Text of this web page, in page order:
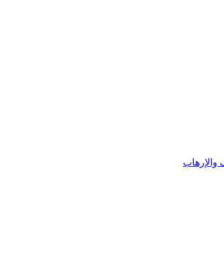
والإرهاب